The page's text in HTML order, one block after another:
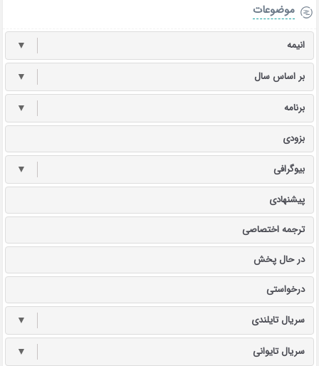
موضوعات
انیمه ▼
بر اساس سال ▼
برنامه ▼
بزودی
بیوگرافی ▼
پیشنهادی
ترجمه اختصاصی
در حال پخش
درخواستی
سریال تایلندی ▼
سریال تایوانی ▼